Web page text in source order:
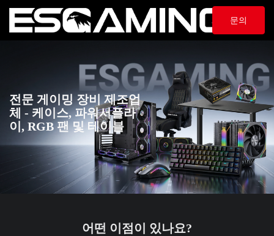
문의
전문 게이밍 장비 제조업
체 - 케이스, 파워서플라
이, RGB 팬 및 테이블
어떤 이점이 있나요?